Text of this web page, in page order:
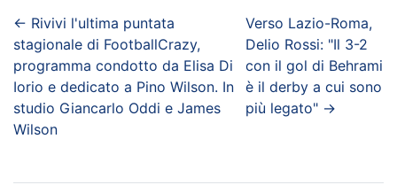
← Rivivi l'ultima puntata
stagionale di FootballCrazy,
programma condotto da Elisa Di
Iorio e dedicato a Pino Wilson. In
studio Giancarlo Oddi e James
Wilson
Verso Lazio-Roma,
Delio Rossi: "Il 3-2
con il gol di Behrami
è il derby a cui sono
più legato" →